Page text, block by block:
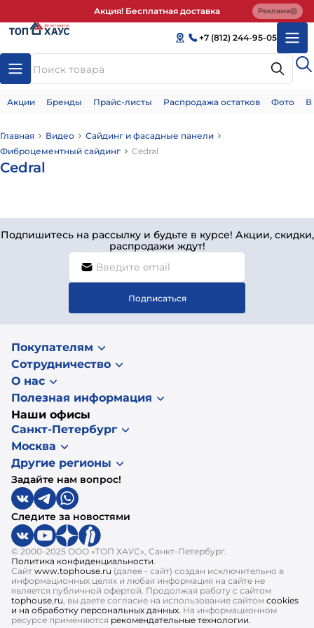
Акция! Бесплатная доставка Реклама
+7 (812) 244-95-05
Акции Бренды Прайс-листы Распродажа остатков Фото
Главная Видео
Сайдинг и фасадные панели
Фиброцементный сайдинг
Cedral
Cedral
Подпишитесь на рассылку и будьте в курсе! Акции, скидки,
распродажи ждут!
Подписаться
Покупателям
Сотрудничество
О нас
Полезная информация
Наши офисы
Санкт-Петербург
Москва
Другие регионы
Задайте нам вопрос!
Следите за новостями
© 2000-2025 ООО «ТОП ХАУС», Санкт-Петербург.
Политика конфиденциальности.
Сайт www.tophouse.ru (далее - сайт) создан исключительно в
информационных целях и любая информация на сайте не
является публичной офертой. Продолжая работу с сайтом
tophouse.ru, вы даете согласие на использование сайтом cookies
и на обработку персональных данных. На информационном
ресурсе применяются рекомендательные технологии.